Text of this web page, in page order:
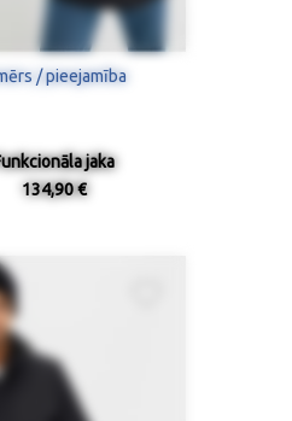
/ pieejamība
jaka
134,90 €